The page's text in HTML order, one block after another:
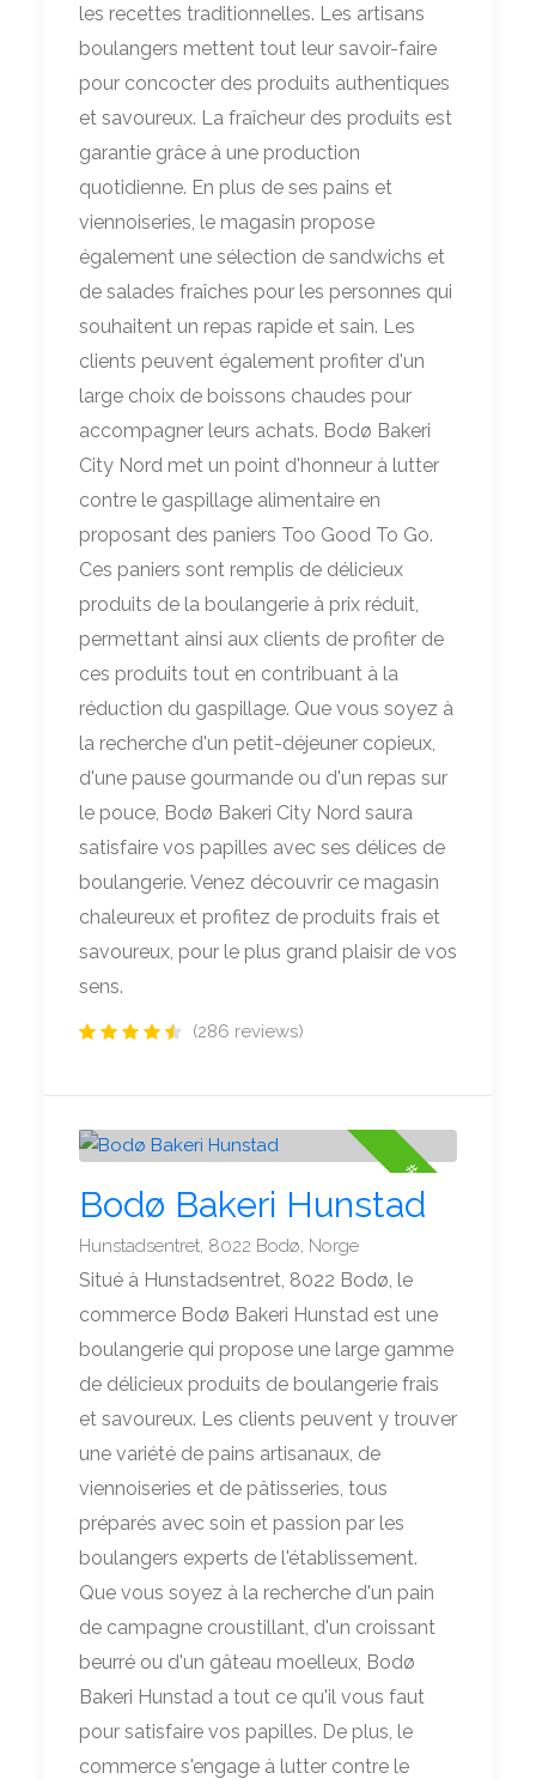
les recettes traditionnelles. Les artisans
boulangers mettent tout leur savoir-faire
pour concocter des produits authentiques
et savoureux. La fraîcheur des produits est
garantie grâce à une production
quotidienne. En plus de ses pains et
viennoiseries, le magasin propose
également une sélection de sandwichs et
de salades fraîches pour les personnes qui
souhaitent un repas rapide et sain. Les
clients peuvent également profiter d'un
large choix de boissons chaudes pour
accompagner leurs achats. Bodø Bakeri
City Nord met un point d'honneur à lutter
contre le gaspillage alimentaire en
proposant des paniers Too Good To Go.
Ces paniers sont remplis de délicieux
produits de la boulangerie à prix réduit,
permettant ainsi aux clients de profiter de
ces produits tout en contribuant à la
réduction du gaspillage. Que vous soyez à
la recherche d'un petit-déjeuner copieux,
d'une pause gourmande ou d'un repas sur
le pouce, Bodø Bakeri City Nord saura
satisfaire vos papilles avec ses délices de
boulangerie. Venez découvrir ce magasin
chaleureux et profitez de produits frais et
savoureux, pour le plus grand plaisir de vos
sens.
(286 reviews)
#2
Bodø Bakeri Hunstad
Hunstadsentret, 8022 Bodø, Norge
Situé à Hunstadsentret, 8022 Bodø, le
commerce Bodø Bakeri Hunstad est une
boulangerie qui propose une large gamme
de délicieux produits de boulangerie frais
et savoureux. Les clients peuvent y trouver
une variété de pains artisanaux, de
viennoiseries et de pâtisseries, tous
préparés avec soin et passion par les
boulangers experts de l'établissement.
Que vous soyez à la recherche d'un pain
de campagne croustillant, d'un croissant
beurré ou d'un gâteau moelleux, Bodø
Bakeri Hunstad a tout ce qu'il vous faut
pour satisfaire vos papilles. De plus, le
commerce s'engage à lutter contre le